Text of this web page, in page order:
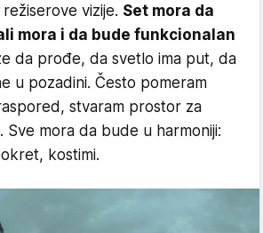
vizije. Set mora da
mora i da bude funkcionalan
da prođe, da svetlo ima put, da
u pozadini. Često pomeram
stvaram prostor za
Sve mora da bude u harmoniji:
kostimi.